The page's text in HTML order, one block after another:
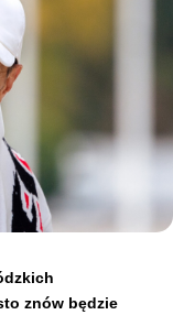
znów będzie